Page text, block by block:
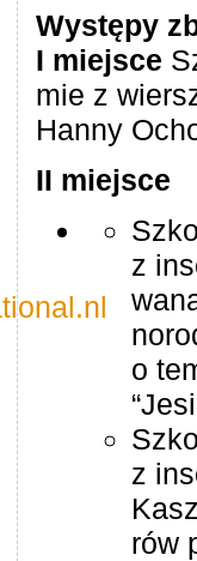
Występy
I miej­sce
mie z
Hanny
II miej­sce
z
o
z
rów